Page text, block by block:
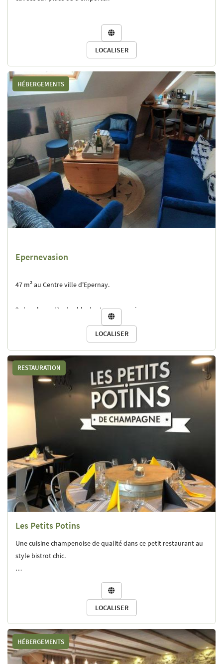

LOCALISER
HÉBERGEMENTS
Epernevasion
47 m² au Centre ville d'Epernay.
2 chambres : lits double dont un queensize.
Un salon TV internet, Cuisine équipée, 1 saĺle de bain, linge de
chambre et serviettes de toilette fournis.
Non-fumeur - Pas d'animaux
Tarif par jour week-end 99 € pour 2 / 139€ pour 3 / 149 € pour 4
Tarif par jour en semaine 88 € pour 2 / 128€ pour 3 / 138€ pour 4
Forfait ménage : 20 €
Contact:
Ahmed MOUISSAT
📞 +33 6 14 70 18 28
✉️

LOCALISER
RESTAURATION
Les Petits Potins
Une cuisine champenoise de qualité dans ce petit restaurant au
style bistrot chic.

LOCALISER
HÉBERGEMENTS